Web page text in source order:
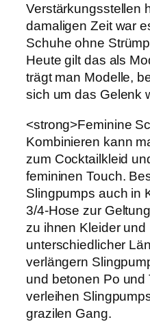
Verstärkungsstellen
damaligen Zeit war
Schuhe ohne
Heute gilt das als
trägt man Modelle,
sich um das Gelenk
<strong>Feminine
Kombinieren kann
zum Cocktailkleid
femininen Touch.
Slingpumps auch in
3/4-Hose zur
zu ihnen Kleider und
unterschiedlicher
verlängern
und betonen Po und
verleihen
grazilen Gang.